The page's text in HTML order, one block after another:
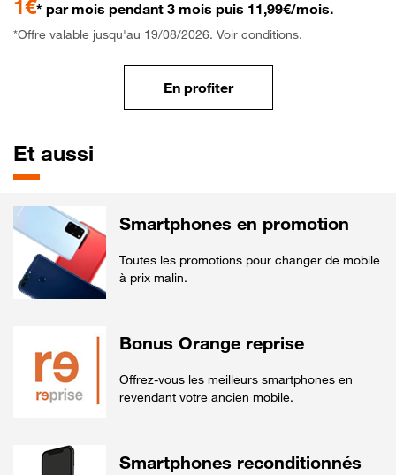
1€* par mois pendant 3 mois puis 11,99€/mois.
*Offre valable jusqu'au 19/08/2026. Voir conditions.
En profiter
Et aussi
Smartphones en promotion
Toutes les promotions pour changer de mobile
à prix malin.
Bonus Orange reprise
Offrez-vous les meilleurs smartphones en
revendant votre ancien mobile.
Smartphones reconditionnés